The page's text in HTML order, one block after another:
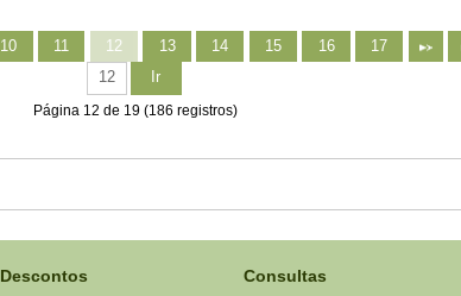
10 11 12 13 14 15 16
17
Ir
Página 12 de 19 (186 registros)
Descontos Consultas